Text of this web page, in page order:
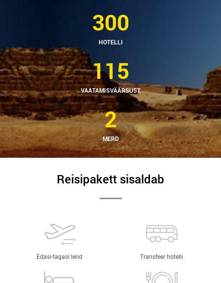
300
HOTELLI
115
VAATAMISVÄÄRSUST
2
MERD
Reisipakett sisaldab
Edasi-tagasi lend Transfeer hotelli